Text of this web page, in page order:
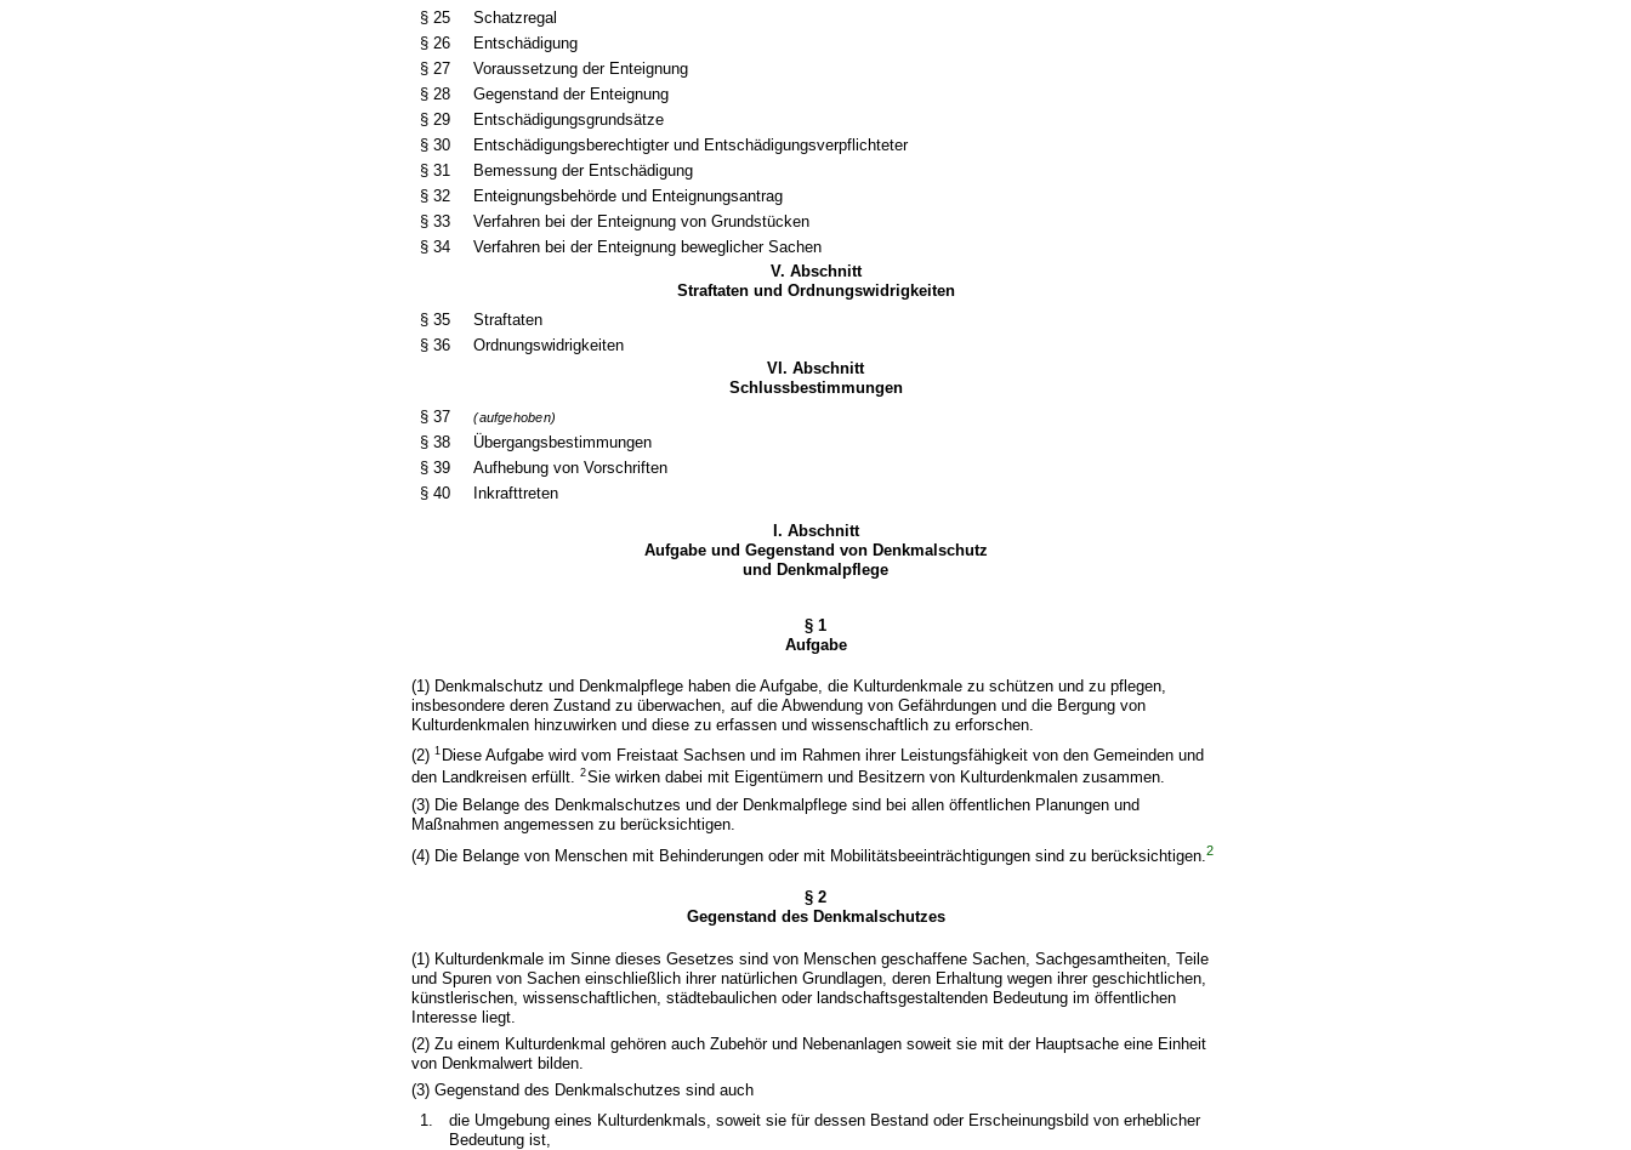
§ 25
Schatzregal
§ 26
Entschädigung
§ 27
Voraussetzung der Enteignung
§ 28
Gegenstand der Enteignung
§ 29
Entschädigungsgrundsätze
§ 30
Entschädigungsberechtigter und Entschädigungsverpflichteter
§ 31
Bemessung der Entschädigung
§ 32
Enteignungsbehörde und Enteignungsantrag
§ 33
Verfahren bei der Enteignung von Grundstücken
§ 34
Verfahren bei der Enteignung beweglicher Sachen
V. Abschnitt
Straftaten und Ordnungswidrigkeiten
§ 35
Straftaten
§ 36
Ordnungswidrigkeiten
VI. Abschnitt
Schlussbestimmungen
§ 37
(aufgehoben)
§ 38
Übergangsbestimmungen
§ 39
Aufhebung von Vorschriften
§ 40
Inkrafttreten
I. Abschnitt
Aufgabe und Gegenstand von Denkmalschutz
und Denkmalpflege
§ 1
Aufgabe
(1) Denkmalschutz und Denkmalpflege haben die Aufgabe, die Kulturdenkmale zu schützen und zu pflegen,
insbesondere deren Zustand zu überwachen, auf die Abwendung von Gefährdungen und die Bergung von
Kulturdenkmalen hinzuwirken und diese zu erfassen und wissenschaftlich zu erforschen.
(2)1 Diese Aufgabe wird vom Freistaat Sachsen und im Rahmen ihrer Leistungsfähigkeit von den Gemeinden und
den Landkreisen erfüllt.2Sie wirken dabei mit Eigentümern und Besitzern von Kulturdenkmalen zusammen.
(3) Die Belange des Denkmalschutzes und der Denkmalpflege sind bei allen öffentlichen Planungen und
Maßnahmen angemessen zu berücksichtigen.
(4) Die Belange von Menschen mit Behinderungen oder mit Mobilitätsbeeinträchtigungen sind zu berücksichtigen.2
§ 2
Gegenstand des Denkmalschutzes
(1) Kulturdenkmale im Sinne dieses Gesetzes sind von Menschen geschaffene Sachen, Sachgesamtheiten, Teile
und Spuren von Sachen einschließlich ihrer natürlichen Grundlagen, deren Erhaltung wegen ihrer geschichtlichen,
künstlerischen, wissenschaftlichen, städtebaulichen oder landschaftsgestaltenden Bedeutung im öffentlichen
Interesse liegt.
(2) Zu einem Kulturdenkmal gehören auch Zubehör und Nebenanlagen soweit sie mit der Hauptsache eine Einheit
von Denkmalwert bilden.
(3) Gegenstand des Denkmalschutzes sind auch
1.
die Umgebung eines Kulturdenkmals, soweit sie für dessen Bestand oder Erscheinungsbild von erheblicher
Bedeutung ist,